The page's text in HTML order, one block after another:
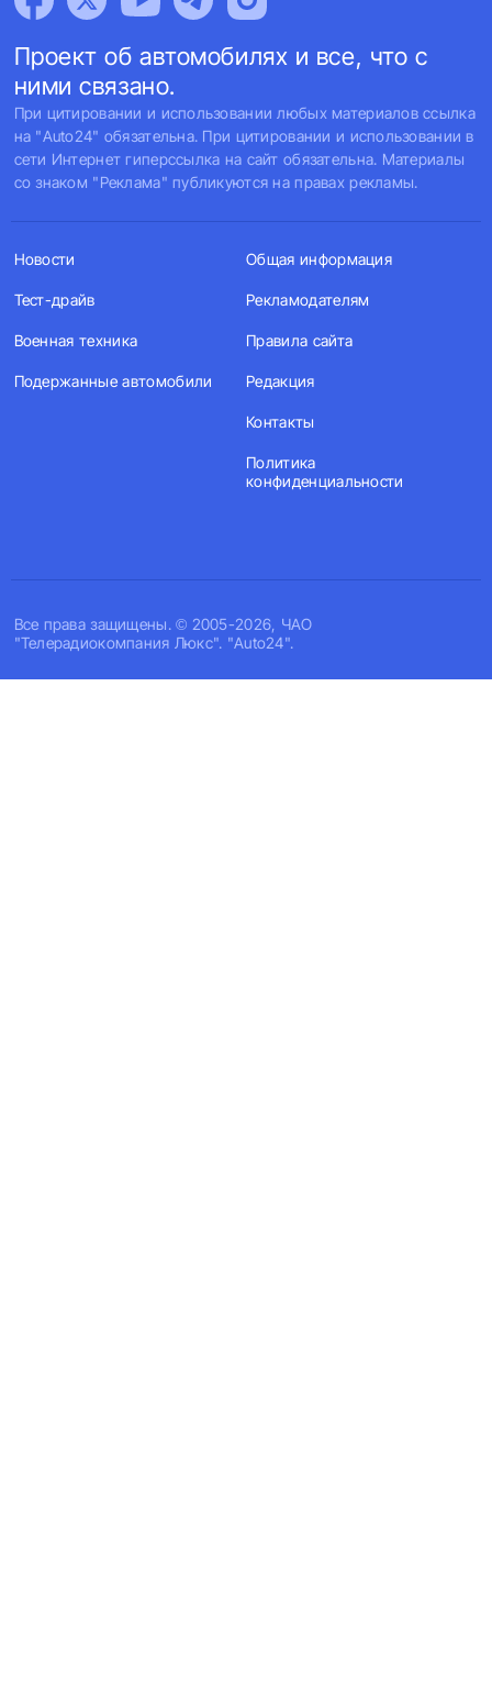
Проект об автомобилях и все, что с
ними связано.
При цитировании и использовании любых материалов ссылка
на "Auto24" обязательна. При цитировании и использовании в
сети Интернет гиперссылка на сайт обязательна. Материалы
со знаком "Реклама" публикуются на правах рекламы.
Все права защищены. © 2005-2026, ЧАО
"Телерадиокомпания Люкс". "Auto24".
Новости
Тест-драйв
Военная техника
Подержанные автомобили
Общая информация
Рекламодателям
Правила сайта
Редакция
Контакты
Политика
конфиденциальности